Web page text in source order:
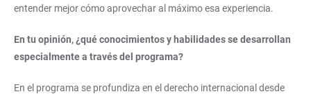
entender mejor cómo aprovechar al máximo esa experiencia.
En tu opinión, ¿qué conocimientos y habilidades se desarrollan
especialmente a través del programa?
En el programa se profundiza en el derecho internacional desde